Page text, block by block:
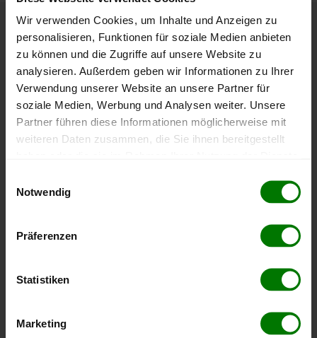
Wir verwenden Cookies, um Inhalte und Anzeigen zu
personalisieren, Funktionen für soziale Medien anbieten
zu können und die Zugriffe auf unsere Website zu
analysieren. Außerdem geben wir Informationen zu Ihrer
Verwendung unserer Website an unsere Partner für
soziale Medien, Werbung und Analysen weiter. Unsere
Partner führen diese Informationen möglicherweise mit
weiteren Daten zusammen, die Sie ihnen bereitgestellt
Notwendig
Präferenzen
Statistiken
Marketing
Höchst- und Tiefststände der
Pelletspreise in Erlauf
Die Tabelle zeigt dieHöchst- und Tiefststände der
Pelletspreise für lose Holzpellets. Das dazugehörige
Datum zeigt, wann der Höchst- oder Tiefststand im
Zeitraum
Tiefststand
394,00 €
06.07.2026
06.05.2026